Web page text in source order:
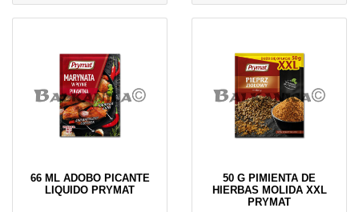
66 ML ADOBO PICANTE
LIQUIDO PRYMAT
50 G PIMIENTA DE
HIERBAS MOLIDA XXL
PRYMAT